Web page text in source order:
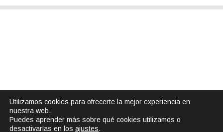
Utilizamos cookies para ofrecerte la mejor experiencia en
nuestra web.
Puedes aprender más sobre qué cookies utilizamos o
desactivarlas en los ajustes.